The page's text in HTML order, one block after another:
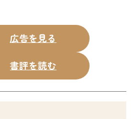
広告を見る
書評を読む